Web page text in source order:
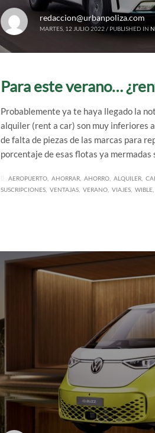
redaccion@urbanpoliza.com
MARTES, 12 JULIO 2022 / PUBLISHED IN
Para este verano…
Probablemente ya te haya llegado la
alquiler (rent a car) son muy inferiores
de falta de piezas de las marcas para
porcentaje de esas flotas ya mermadas
AEROPUERTO AHORRAR AHORRO ALQUILER
SUSCRIPCIONES VENTAJAS VERANO VIAJES WIBLE